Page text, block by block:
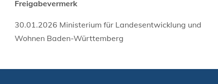
Freigabevermerk
30.01.2026 Ministerium für Landesentwicklung und
Wohnen Baden-Württemberg